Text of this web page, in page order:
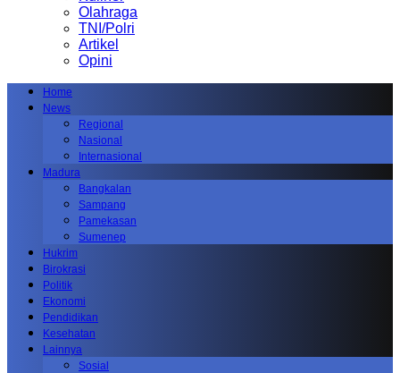
Olahraga
TNI/Polri
Artikel
Opini
Home
News
Regional
Nasional
Internasional
Madura
Bangkalan
Sampang
Pamekasan
Sumenep
Hukrim
Birokrasi
Politik
Ekonomi
Pendidikan
Kesehatan
Lainnya
Sosial